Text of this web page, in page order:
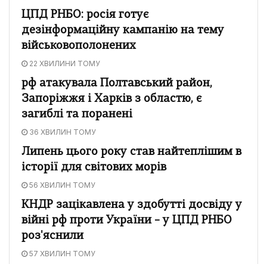
ЦПД РНБО: росія готує
дезінформаційну кампанію на тему
військовополонених
22 ХВИЛИНИ ТОМУ
рф атакувала Полтавський район,
Запоріжжя і Харків з областю, є
загиблі та поранені
36 ХВИЛИН ТОМУ
Липень цього року став найтеплішим в
історії для світових морів
56 ХВИЛИН ТОМУ
КНДР зацікавлена у здобутті досвіду у
війні рф проти України – у ЦПД РНБО
роз'яснили
57 ХВИЛИН ТОМУ